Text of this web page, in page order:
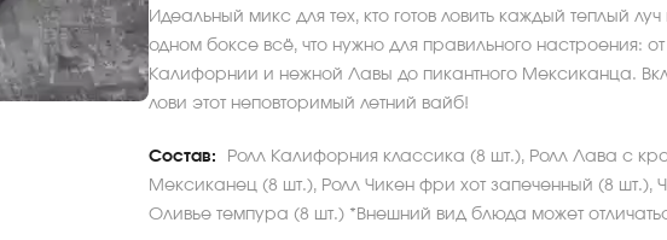
Идеальный микс для тех, кто готов ловить каждый теплый
одном боксе всё, что нужно для правильного настроения:
Калифорнии и нежной Лавы до пикантного Мексиканца.
лови этот неповторимый летний вайб!
Состав:
Ролл Калифорния классика (8 шт.), Ролл Лава с
Мексиканец (8 шт.), Ролл Чикен фри хот запеченный (8 шт.),
Оливье темпура (8 шт.) *Внешний вид блюда может